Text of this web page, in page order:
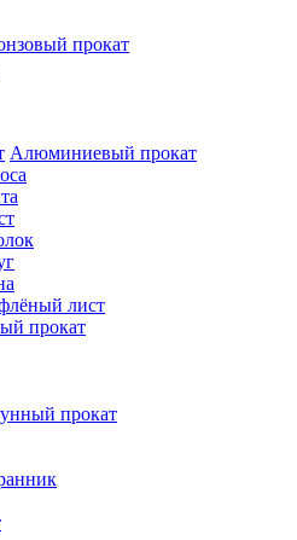
прокат
Алюминиевый прокат
лист
прокат
прокат